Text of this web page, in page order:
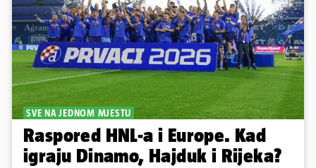
SVE NA JEDNOM MJESTU
Raspored HNL-a i Europe. Kad
igraju Dinamo, Hajduk i Rijeka?